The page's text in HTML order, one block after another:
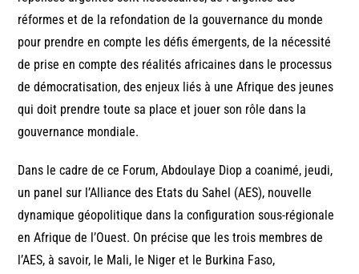
réformes et de la refondation de la gouvernance du monde
pour prendre en compte les défis émergents, de la nécessité
de prise en compte des réalités africaines dans le processus
de démocratisation, des enjeux liés à une Afrique des jeunes
qui doit prendre toute sa place et jouer son rôle dans la
gouvernance mondiale.
Dans le cadre de ce Forum, Abdoulaye Diop a coanimé, jeudi,
un panel sur l’Alliance des Etats du Sahel (AES), nouvelle
dynamique géopolitique dans la configuration sous-régionale
en Afrique de l’Ouest. On précise que les trois membres de
l’AES, à savoir, le Mali, le Niger et le Burkina Faso,